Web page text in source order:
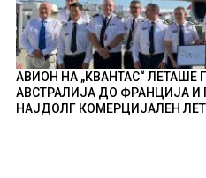
АВИОН НА „КВАНТАС“ ЛЕТАШЕ
АВСТРАЛИЈА ДО ФРАНЦИЈА И
НАЈДОЛГ КОМЕРЦИЈАЛЕН